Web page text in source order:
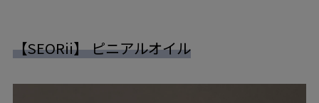
【SEORii】 ピニアルオイル